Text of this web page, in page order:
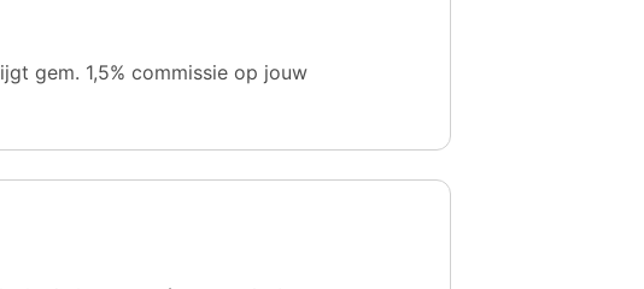
gem. 1,5% commissie op jouw